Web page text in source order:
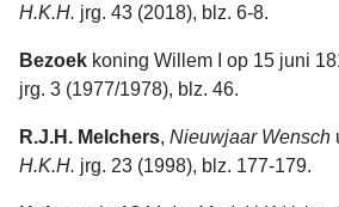
H.K.H. jrg. 43 (2018), blz. 6-8.
Bezoek koning Willem I op 15 juni
jrg. 3 (1977/1978), blz. 46.
R.J.H. Melchers, Nieuwjaar Wensch
H.K.H. jrg. 23 (1998), blz. 177-179.